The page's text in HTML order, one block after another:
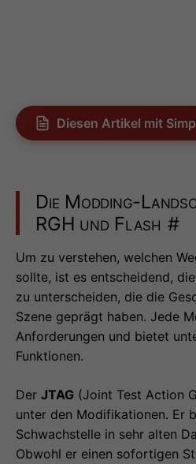
Diesen Artikel mit
Die Modding-
RGH und Flash #
Um zu verstehen, welchen
sollte, ist es entscheidend,
zu unterscheiden, die die
Szene geprägt haben. Jede
Anforderungen und bietet
Funktionen.
Der JTAG (Joint Test Action
unter den Modifikationen. Er
Schwachstelle in sehr alten
Obwohl er einen sofortigen